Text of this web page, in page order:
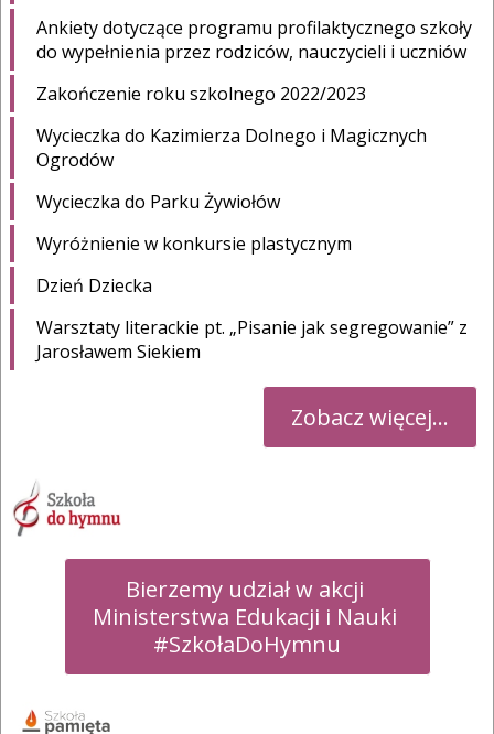
Ankiety dotyczące programu profilaktycznego szkoły
do wypełnienia przez rodziców, nauczycieli i uczniów
Zakończenie roku szkolnego 2022/2023
Wycieczka do Kazimierza Dolnego i Magicznych
Ogrodów
Wycieczka do Parku Żywiołów
Wyróżnienie w konkursie plastycznym
Dzień Dziecka
Warsztaty literackie pt. „Pisanie jak segregowanie” z
Jarosławem Siekiem
Zobacz więcej...
Bierzemy udział w akcji
Ministerstwa Edukacji i Nauki
#SzkołaDoHymnu